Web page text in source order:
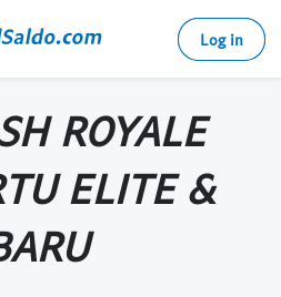
Log in
ROYALE
ELITE &